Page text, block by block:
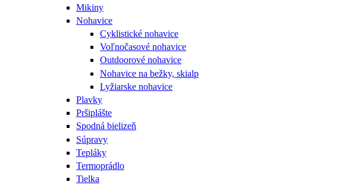
Mikiny
Nohavice
Cyklistické nohavice
Voľnočasové nohavice
Outdoorové nohavice
Nohavice na bežky, skialp
Lyžiarske nohavice
Plavky
Pršiplášte
Spodná bielizeň
Súpravy
Tepláky
Termoprádlo
Tielka